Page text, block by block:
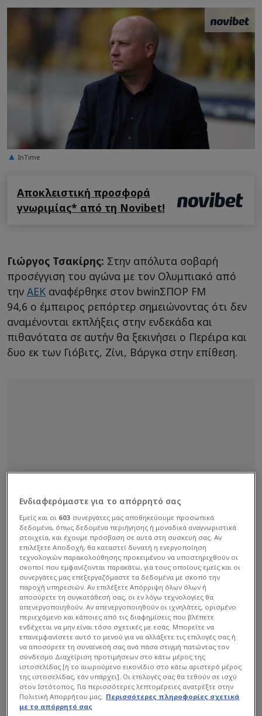
InTime
Αποκλειστική προσφορά
γνωριμίας* από τη Novibet!
Γιώργος Τσακίρης: Στην απόλυτα σοβαρή
προσέγγιση του αγώνα με τον Ολυμπιακό από
την ΑΕΚ αναφέρθηκε στον bwinΣΠΟΡ FM
94,6 ο έμπειρος ρεπόρτερ σημειώνοντας ότι δεν
αναμένονται εκπλήξεις στην ενδεκάδα και
πιθανότατα σε αυτήν θα ξεκινήσει ο Περέιρα και
δυο εκ των Γιόβιτς, Ζίνι, Βάργκα στην επίθεση.
Ενδιαφερόμαστε για το απόρρητό σας
Εμείς και οι 603 συνεργάτες μας αποθηκεύουμε προσωπικά
δεδομένα, όπως δεδομένα περιήγησης ή μοναδικά αναγνωριστικά
στοιχεία, και έχουμε πρόσβαση σε αυτά στη συσκευή σας. Αν
επιλέξετε Αποδοχή, θα καταστεί δυνατή η ενεργοποίηση
τεχνολογιών παρακολούθησης προκειμένου να υποστηριχθούν οι
σκοποί που εμφανίζονται παρακάτω, για τους οποίους εμείς και οι
συνεργάτες μας επεξεργαζόμαστε τα δεδομένα με σκοπό την
παροχή υπηρεσιών. Αν επιλέξετε Απόρριψη όλων όλων ή
αποσύρετε τη συγκατάθεσή σας, οι εν λόγω τεχνολογίες θα
απενεργοποιηθούν. Αν απενεργοποιηθούν οι ιχνηλάτες, ορισμένο
περιεχόμενο και κάποιες από τις διαφημίσεις που βλέπετε
ενδέχεται να μην είναι τόσο σχετικές με εσάς. Μπορείτε να
επανεμφανίσετε αυτό το μενού για να αλλάξετε τις επιλογές σας ή
να αποσύρετε τη συναίνεσή σας ανά πάσα στιγμή πατώντας τον
σύνδεσμο Διαχείριση προτιμήσεων στο κάτω μέρος της
ιστοσελίδας [ή το αιωρούμενο εικονίδιο στο κάτω αριστερό μέρος
της ιστοσελίδας, εάν υπάρχει]. Οι επιλογές σας θα τεθούν σε ισχύ
στον Ιστότοπος. Για περισσότερες λεπτομέρειες ανατρέξτε στην
Πολιτική Απορρήτου μας. Περισσότερες πληροφορίες σχετικά
με το απόρρητό σας